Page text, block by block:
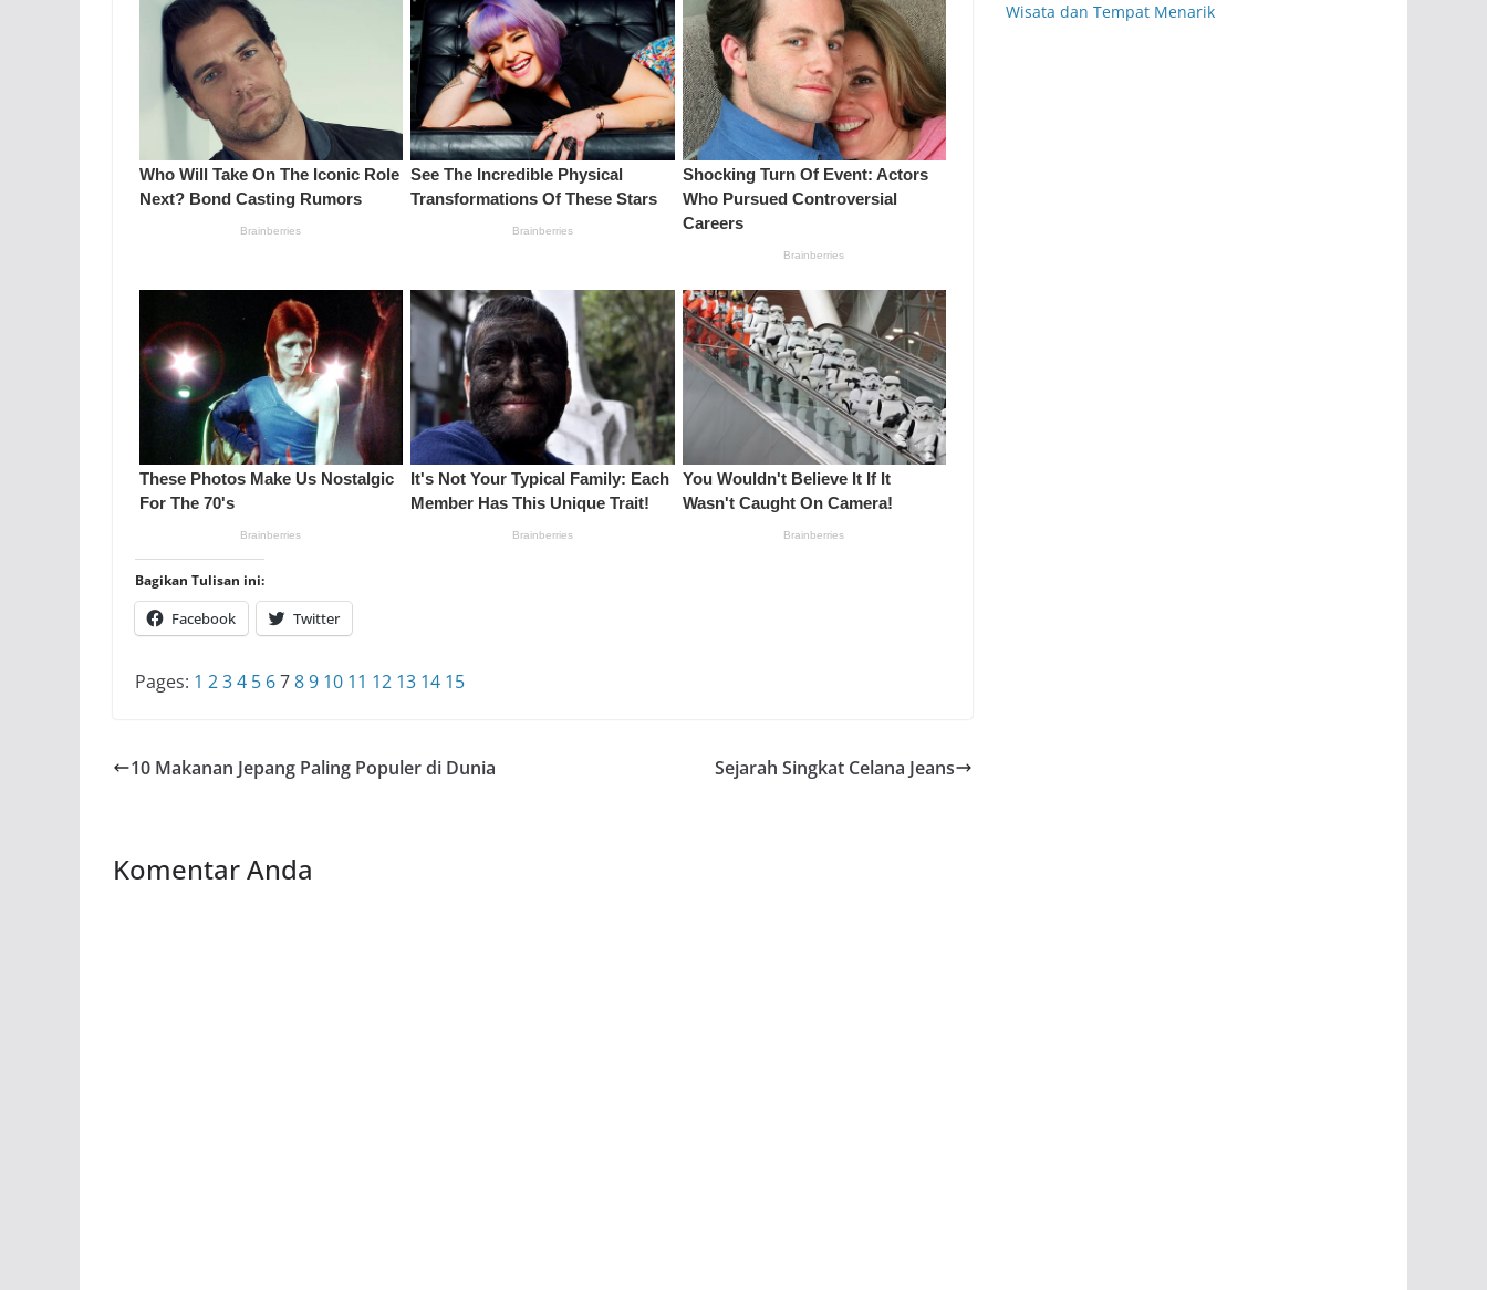
Bagikan Tulisan ini:
Facebook Twitter
Pages: 1 234 5 6789 10 11 12 13 14 15
10 Makanan Jepang Paling Populer di Dunia Sejarah Singkat Celana Jeans
Komentar Anda
Wisata dan Tempat Menarik